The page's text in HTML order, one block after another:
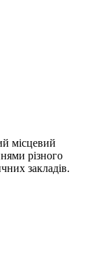
місцевий
різного
закладів.